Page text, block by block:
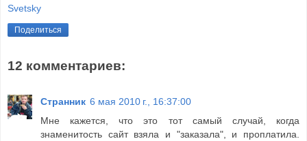
Svetsky
Поделиться
12 комментариев:
Странник 6 мая 2010 г., 16:37:00
Мне кажется, что это тот самый случай, когда
знаменитость сайт взяла и "заказала", и проплатила.